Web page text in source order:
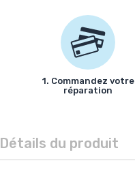
1. Commandez votre
réparation
Détails du produit